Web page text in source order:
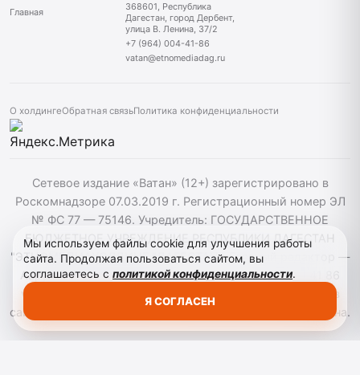
Главная
368601, Республика
Дагестан, город Дербент,
улица В. Ленина, 37/2
+7 (964) 004-41-86
vatan@etnomediadag.ru
О холдингеОбратная связьПолитика конфиденциальности
Сетевое издание «Ватан» (12+) зарегистрировано в
Роскомнадзоре 07.03.2019 г. Регистрационный номер ЭЛ
№ ФС 77 — 75146. Учредитель: ГОСУДАРСТВЕННОЕ
БЮДЖЕТНОЕ УЧРЕЖДЕНИЕ РЕСПУБЛИКИ ДАГЕСТАН
"ЭТНОМЕДИАХОЛДИНГ "ДАГЕСТАН". Главный редактор —
Аврумов Моисей Давидович, Телефон: +7964 004 41 86
vatan@etnomediadag.ru При использовании материалов
сайта активная гиперссылка на gazetavatan.ru обязательна.
Мы используем файлы cookie для улучшения работы
сайта. Продолжая пользоваться сайтом, вы
соглашаетесь с политикой конфиденциальности.
Я СОГЛАСЕН